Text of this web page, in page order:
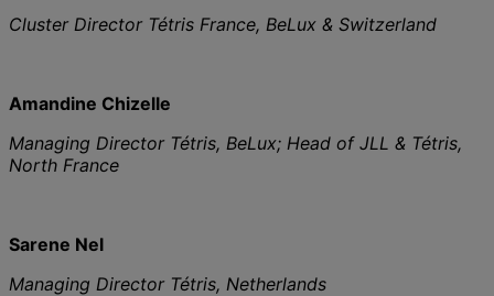
Cluster Director Tétris France, BeLux & Switzerland
Amandine Chizelle
Managing Director Tétris, BeLux; Head of JLL & Tétris,
North France
Sarene Nel
Managing Director Tétris, Netherlands